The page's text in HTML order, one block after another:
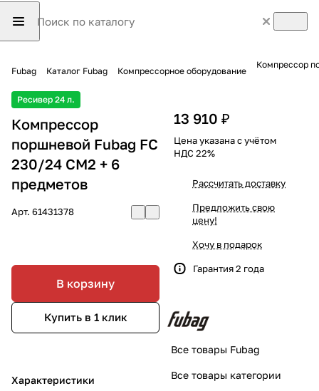
Fubag Каталог Fubag Компрессорное оборудование
Компрессор
Ресивер 24 л.
Компрессор
поршневой Fubag FC
230/24 CM2 + 6
предметов
Арт. 61431378
В корзину
Купить в 1 клик
Характеристики
13 910 ₽
Цена указана с учётом
НДС 22%
Рассчитать доставку
Предложить свою
цену!
Хочу в подарок
Гарантия 2 года
Все товары Fubag
Все товары категории